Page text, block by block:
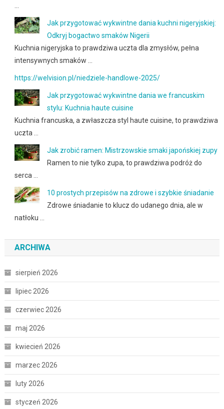
Jak przygotować wykwintne dania kuchni nigeryjskiej:
Odkryj bogactwo smaków Nigerii
Kuchnia nigeryjska to prawdziwa uczta dla zmysłów, pełna
intensywnych smaków …
https://welvision.pl/niedziele-handlowe-2025/
Jak przygotować wykwintne dania we francuskim
stylu: Kuchnia haute cuisine
Kuchnia francuska, a zwłaszcza styl haute cuisine, to prawdziwa
uczta …
Jak zrobić ramen: Mistrzowskie smaki japońskiej zupy
Ramen to nie tylko zupa, to prawdziwa podróż do
serca …
10 prostych przepisów na zdrowe i szybkie śniadanie
Zdrowe śniadanie to klucz do udanego dnia, ale w
natłoku …
ARCHIWA
sierpień 2026
lipiec 2026
czerwiec 2026
maj 2026
kwiecień 2026
marzec 2026
luty 2026
styczeń 2026